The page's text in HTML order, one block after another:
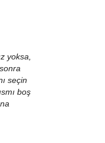
yoksa,
seçin
boş